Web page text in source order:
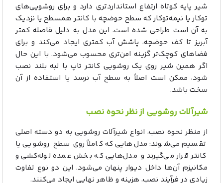
شیر پایه کوتاه ارتفاع استانداردتری دارد و برای روشویی‌های
توکار یا نیمه‌توکار که سطح حوضچه با کانتر همسطح یا نزدیک
به آن است طراحی شده است. این مدل به دلیل فاصله کمتر
آبریز تا کف حوضچه، پاشش آب کمتری ایجاد می‌کند و برای
فضاهای کوچک‌تر گزینه امن‌تری محسوب می‌شود. با این حال
اگر همین شیر روی یک روشویی کانتر تاپ با لبه بلند نصب
شود، ممکن است اصلاً به سطح آب نرسد یا استفاده از آن
سخت باشد.
شیرآلات روشویی از نظر نحوه نصب
از منظر نحوه نصب، انواع شیرآلات روشویی به دو دسته اصلی
تقسیم می‌شوند: مدل‌هایی که کاملاً روی سطح روشویی یا
کانتر قرار می‌گیرند و مدل‌هایی که بخش عمده لوله‌کشی و
مکانیزم آن‌ها داخل دیوار پنهان می‌شود. این دو نوع تفاوت
زیادی در فرآیند نصب، هزینه و ظاهر نهایی ایجاد می‌کنند.